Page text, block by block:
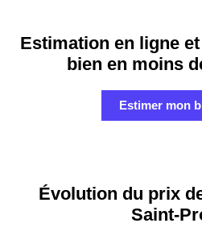
Estimation en ligne
bien en moins
Estimer mon
Évolution du prix
Saint-